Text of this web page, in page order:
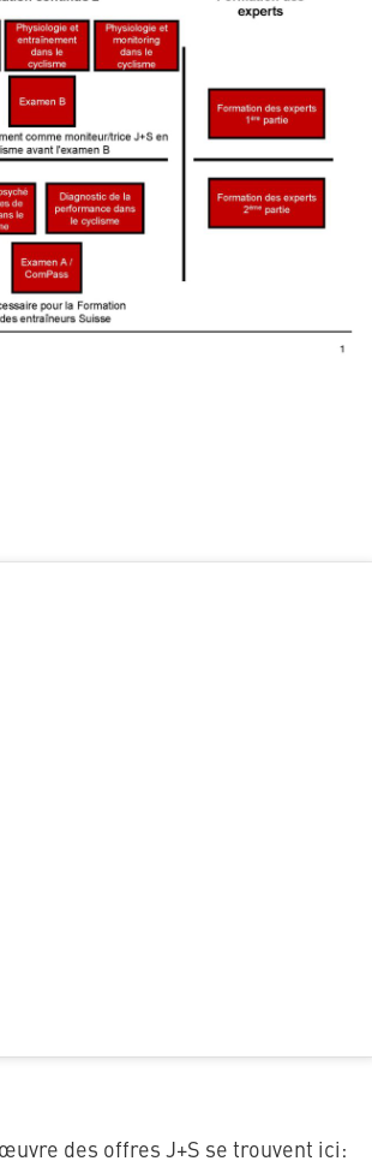
des offres J+S se trouvent ici: